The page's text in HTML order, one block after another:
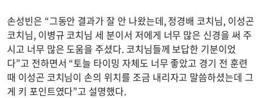
손성빈은 “그동안 결과가 잘 안 나왔는데, 정경배 코치님, 이성곤
코치님, 이병규 코치님 세 분이서 저에게 너무 많은 신경을 써 주
시고 너무 많은 도움을 주셨다. 코치님들께 보답한 기분이었
다”고 전하면서 “토늘 타이밍 자체도 너무 좋았고 경기 전 훈련
때 이성곤 코치님이 손의 위치를 조금 내리자고 말씀하셨는데 그
게 키 포인트였다”고 설명했다.